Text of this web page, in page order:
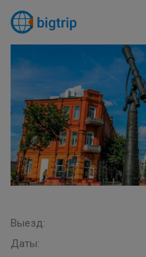
Выезд:
Даты: